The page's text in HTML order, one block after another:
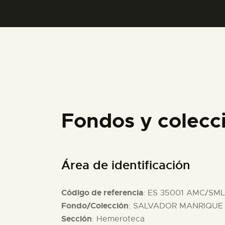
Fondos y
Área de identificación
Código de referencia: ES 35001 AMC/
Fondo/Colección: SALVADOR
Sección: Hemeroteca